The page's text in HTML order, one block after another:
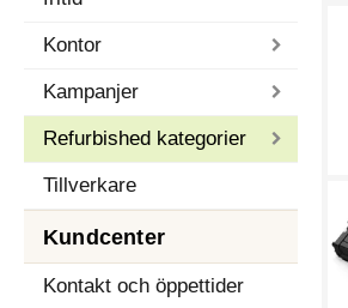
Kontor
Kampanjer
Refurbished kategorier
Tillverkare
Kundcenter
Kontakt och öppettider